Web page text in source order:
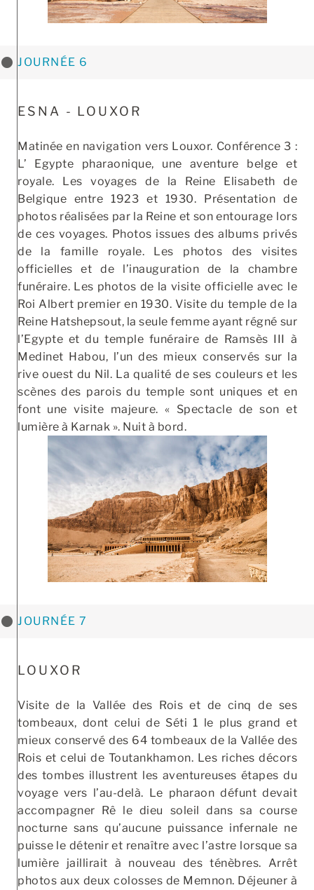
JOURNÉE 6
ESNA - LOUXOR
Matinée en navigation vers Louxor. Conférence 3 :
L’ Egypte pharaonique, une aventure belge et
royale. Les voyages de la Reine Elisabeth de
Belgique entre 1923 et 1930. Présentation de
photos réalisées par la Reine et son entourage lors
de ces voyages. Photos issues des albums privés
de la famille royale. Les photos des visites
officielles et de l’inauguration de la chambre
funéraire. Les photos de la visite officielle avec le
Roi Albert premier en 1930. Visite du temple de la
Reine Hatshepsout, la seule femme ayant régné sur
l’Egypte et du temple funéraire de Ramsès III à
Medinet Habou, l’un des mieux conservés sur la
rive ouest du Nil. La qualité de ses couleurs et les
scènes des parois du temple sont uniques et en
font une visite majeure. « Spectacle de son et
lumière à Karnak ». Nuit à bord.
JOURNÉE 7
LOUXOR
Visite de la Vallée des Rois et de cinq de ses
tombeaux, dont celui de Séti 1 le plus grand et
mieux conservé des 64 tombeaux de la Vallée des
Rois et celui de Toutankhamon. Les riches décors
des tombes illustrent les aventureuses étapes du
voyage vers l’au-delà. Le pharaon défunt devait
accompagner Rê le dieu soleil dans sa course
nocturne sans qu’aucune puissance infernale ne
puisse le détenir et renaître avec l’astre lorsque sa
lumière jaillirait à nouveau des ténèbres. Arrêt
photos aux deux colosses de Memnon. Déjeuner à